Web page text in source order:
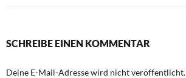
SCHREIBE EINEN KOMMENTAR
Deine E-Mail-Adresse wird nicht veröffentlicht.